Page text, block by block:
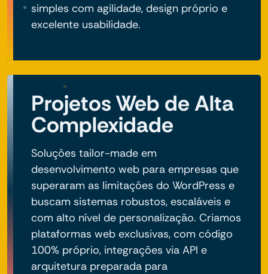
simples com agilidade, design próprio e
excelente usabilidade.
Projetos Web de Alta
Complexidade
Soluções tailor-made em
desenvolvimento web para empresas que
superaram as limitações do WordPress e
buscam sistemas robustos, escaláveis e
com alto nível de personalização. Criamos
plataformas web exclusivas, com código
100% próprio, integrações via API e
arquitetura preparada para